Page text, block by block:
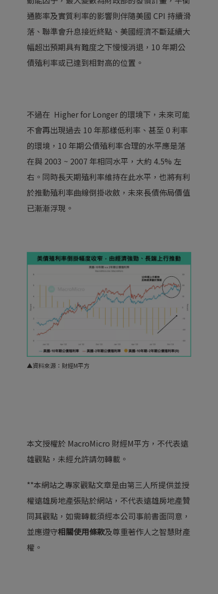
通膨率及實質利率的影響則伴隨美國 CPI 持續滑
落、聯準會升息接近終點、美國經濟不斷延續大
幅超出預期具有難度之下慢慢消退，10 年期公
債殖利率或已達到相對高的位置。
不過在 Higher for Longer 的環境下，未來可能
不會再出現過去 10 年那樣低利率、甚至 0 利率
的環境，10 年期公債殖利率合理的水平應是落
在與 2003 ~ 2007 年相同水平，大約 4.5% 左
右。同時長天期殖利率維持在此水平，也將有利
於推動殖利率曲線倒掛收斂，未來長債佈局價值
已漸漸浮現。
▲資料來源：財經M平方
本文授權於 MacroMicro 財經M平方，不代表遠
雄觀點，未經允許請勿轉載。
**本網站之專家觀點文章是由第三人所提供並授
權遠雄房地產張貼於網站，不代表遠雄房地產贊
同其觀點，如需轉載須經本公司事前書面同意，
並應遵守相關使用條款及尊重著作人之智慧財產
權。